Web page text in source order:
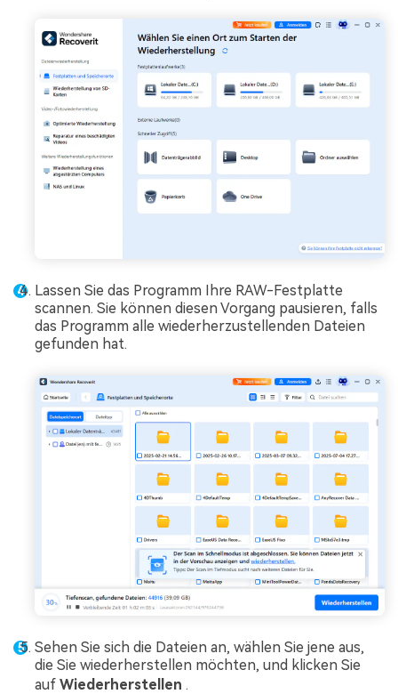
Lassen Sie das Programm Ihre RAW-Festplatte
scannen. Sie können diesen Vorgang pausieren, falls
das Programm alle wiederherzustellenden Dateien
gefunden hat.
Sehen Sie sich die Dateien an, wählen Sie jene aus,
die Sie wiederherstellen möchten, und klicken Sie
auf Wiederherstellen .